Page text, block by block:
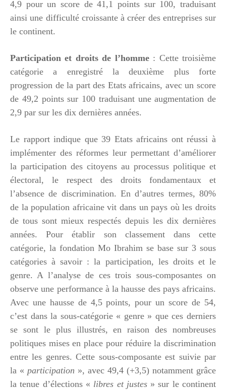
4,9 pour un score de 41,1 points sur 100, traduisant
ainsi une difficulté croissante à créer des entreprises sur
le continent.
Participation et droits de l’homme : Cette troisième
catégorie a enregistré la deuxième plus forte
progression de la part des Etats africains, avec un score
de 49,2 points sur 100 traduisant une augmentation de
2,9 par sur les dix dernières années.
Le rapport indique que 39 Etats africains ont réussi à
implémenter des réformes leur permettant d’améliorer
la participation des citoyens au processus politique et
électoral, le respect des droits fondamentaux et
l’absence de discrimination. En d’autres termes, 80%
de la population africaine vit dans un pays où les droits
de tous sont mieux respectés depuis les dix dernières
années. Pour établir son classement dans cette
catégorie, la fondation Mo Ibrahim se base sur 3 sous
catégories à savoir : la participation, les droits et le
genre. A l’analyse de ces trois sous-composantes on
observe une performance à la hausse des pays africains.
Avec une hausse de 4,5 points, pour un score de 54,
c’est dans la sous-catégorie « genre » que ces derniers
se sont le plus illustrés, en raison des nombreuses
politiques mises en place pour réduire la discrimination
entre les genres. Cette sous-composante est suivie par
la « participation », avec 49,4 (+3,5) notamment grâce
la tenue d’élections « libres et justes » sur le continent